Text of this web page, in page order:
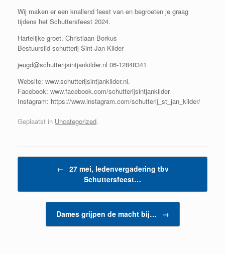
Wij maken er een knallend feest van en begroeten je graag
tijdens het Schuttersfeest 2024.
Hartelijke groet, Christiaan Borkus
Bestuurslid schutterij Sint Jan Kilder
jeugd@schutterijsintjankilder.nl 06-12848341
Website: www.schutterijsintjankilder.nl.
Facebook: www.facebook.com/schutterijsintjankilder
Instagram: https://www.instagram.com/schutterij_st_jan_kilder/
Geplaatst in Uncategorized.
← 27 mei, ledenvergadering tbv
Schuttersfeest…
Dames grijpen de macht bij… →